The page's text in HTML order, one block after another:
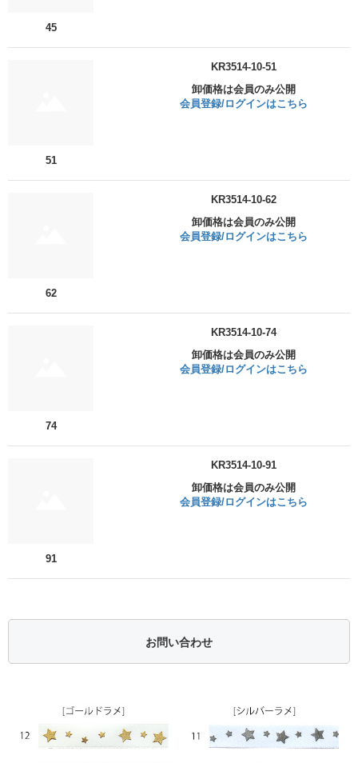
45
51
KR3514-10-51
卸価格は会員のみ公開
会員登録/ログインはこちら
62
KR3514-10-62
卸価格は会員のみ公開
会員登録/ログインはこちら
74
KR3514-10-74
卸価格は会員のみ公開
会員登録/ログインはこちら
91
KR3514-10-91
卸価格は会員のみ公開
会員登録/ログインはこちら
お問い合わせ